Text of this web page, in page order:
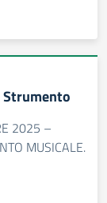
Strumento
2025 –
MUSICALE.